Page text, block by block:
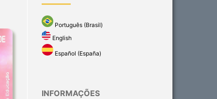
Português (Brasil)
English
Español (España)
INFORMAÇÕES